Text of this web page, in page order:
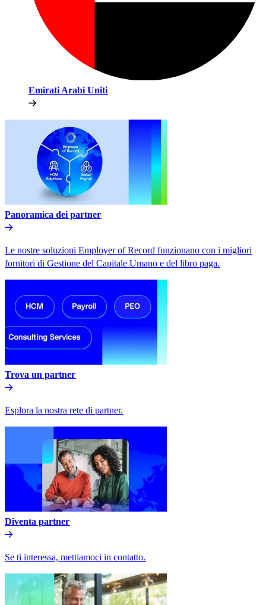
Emirati Arabi Uniti​​
Panoramica dei partner​​
Le nostre soluzioni Employer of Record funzionano con i migliori
fornitori di Gestione del Capitale Umano e del libro paga.​​
Trova un partner​​
Esplora la nostra rete di partner.​​
Diventa partner​​
Se ti interessa, mettiamoci in contatto.​​